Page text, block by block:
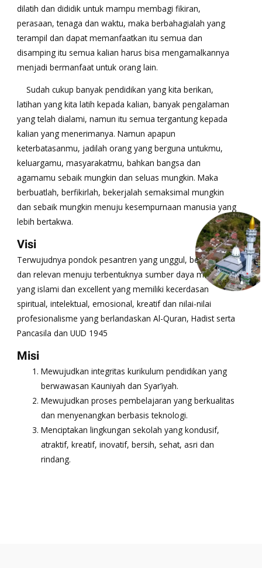
dilatih dan dididik untuk mampu membagi fikiran,
perasaan, tenaga dan waktu, maka berbahagialah yang
terampil dan dapat memanfaatkan itu semua dan
disamping itu semua kalian harus bisa mengamalkannya
menjadi bermanfaat untuk orang lain.
​ Sudah cukup banyak pendidikan yang kita berikan,
latihan yang kita latih kepada kalian, banyak pengalaman
yang telah dialami, namun itu semua tergantung kepada
kalian yang menerimanya. Namun apapun
keterbatasanmu, jadilah orang yang berguna untukmu,
keluargamu, masyarakatmu, bahkan bangsa dan
agamamu sebaik mungkin dan seluas mungkin. Maka
berbuatlah, berfikirlah, bekerjalah semaksimal mungkin
dan sebaik mungkin menuju kesempurnaan manusia yang
lebih bertakwa.
Visi
Terwujudnya pondok pesantren yang unggul, berkualitas
dan relevan menuju terbentuknya sumber daya manusia
yang islami dan excellent yang memiliki kecerdasan
spiritual, intelektual, emosional, kreatif dan nilai-nilai
profesionalisme yang berlandaskan Al-Quran, Hadist serta
Pancasila dan UUD 1945
Misi
Mewujudkan integritas kurikulum pendidikan yang
berwawasan Kauniyah dan Syar’iyah.
Mewujudkan proses pembelajaran yang berkualitas
dan menyenangkan berbasis teknologi.
Menciptakan lingkungan sekolah yang kondusif,
atraktif, kreatif, inovatif, bersih, sehat, asri dan
rindang.